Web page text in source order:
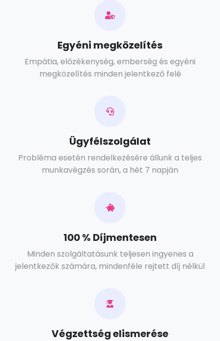
Egyéni megközelítés
Empátia, előzékenység, emberség és egyéni
megközelítés minden jelentkező felé
Ügyfélszolgálat
Probléma esetén rendelkezésére állunk a teljes
munkavégzés során, a hét 7 napján
100 % Díjmentesen
Minden szolgáltatásunk teljesen ingyenes a
jelentkezők számára, mindenféle rejtett díj nélkül
Végzettség elismerése